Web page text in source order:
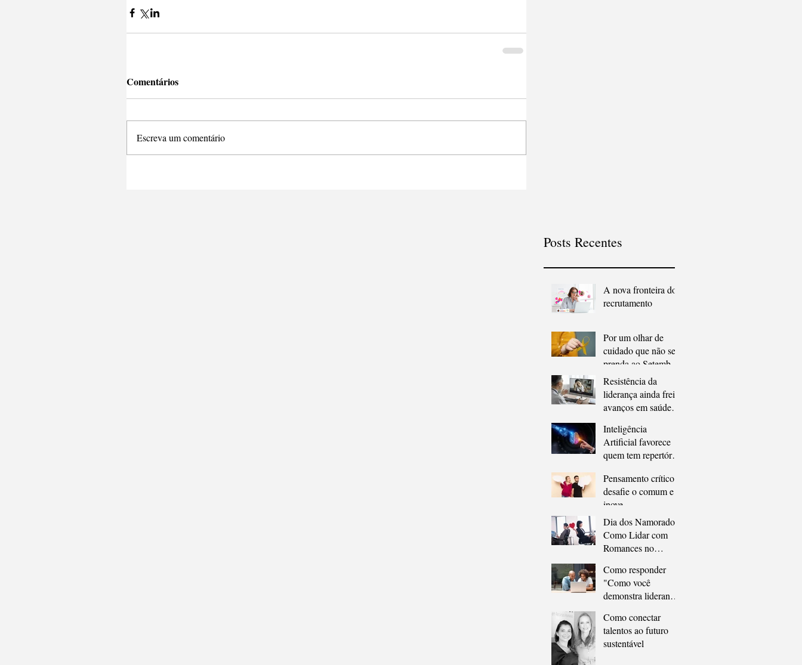
Comentários
Escreva um comentário
Posts Recentes
A nova fronteira do
recrutamento
Por um olhar de
cuidado que não se
prenda ao Setembro
Amarelo
Resistência da
liderança ainda freia
avanços em saúde
Inteligência
Artificial favorece
quem tem repertório
Pensamento crítico:
desafie o comum e
inove
Dia dos Namorados:
Como Lidar com
Romances no
Comprometer a
Carreira
Como responder
"Como você
demonstra liderança
entrevista de
emprego
Como conectar
talentos ao futuro
sustentável